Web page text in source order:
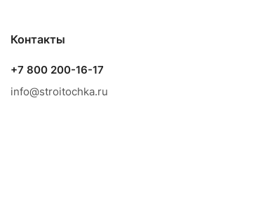
Контакты
+7 800 200-16-17
info@stroitochka.ru